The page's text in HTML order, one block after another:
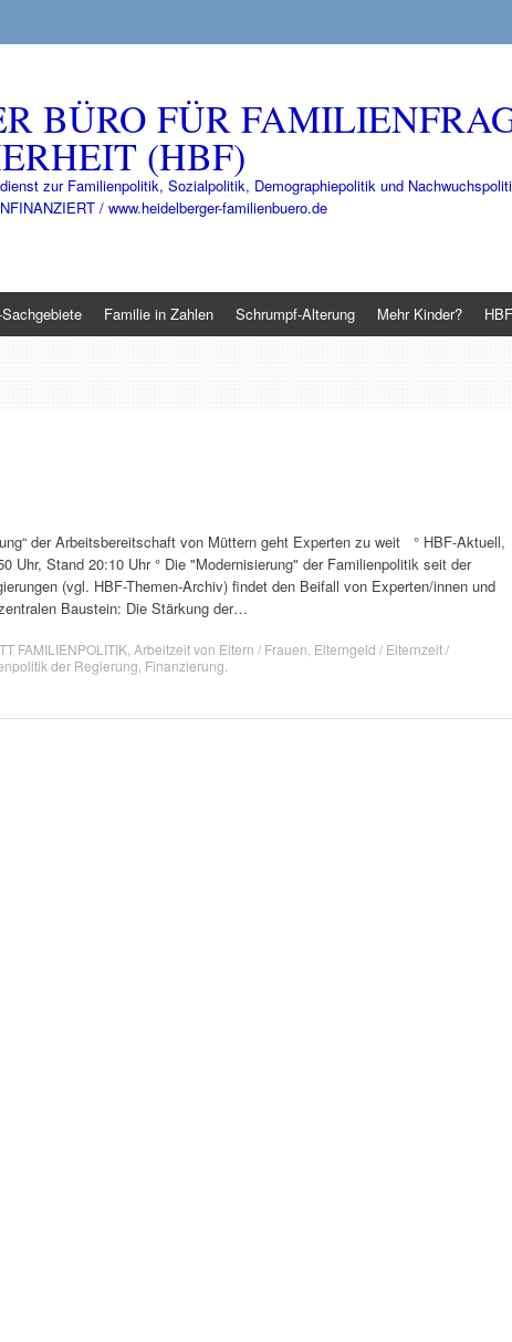
BÜRO FÜR
(HBF)
zur Familienpolitik, Sozialpolitik, Demographiepolitik und
/ www.heidelberger-familienbuero.de
Familie in Zahlen Schrumpf-Alterung Mehr Kinder?
der Arbeitsbereitschaft von Müttern geht Experten zu weit ° HBF-Aktuell,
Uhr, Stand 20:10 Uhr ° Die "Modernisierung" der Familienpolitik seit der
(vgl. HBF-Themen-Archiv) findet den Beifall von Experten/innen und
Baustein: Die Stärkung der…
FAMILIENPOLITIK Arbeitzeit von Eltern / Frauen Elterngeld / Elternzeit /
der Regierung Finanzierung